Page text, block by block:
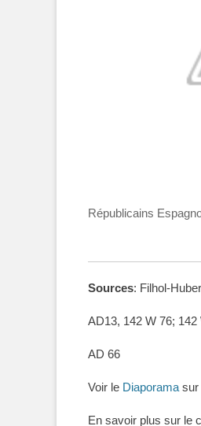
Républicains
Sources: Filhol-
AD13, 142 W 76; 142
AD 66
Voir le Diaporama sur
En savoir plus sur le